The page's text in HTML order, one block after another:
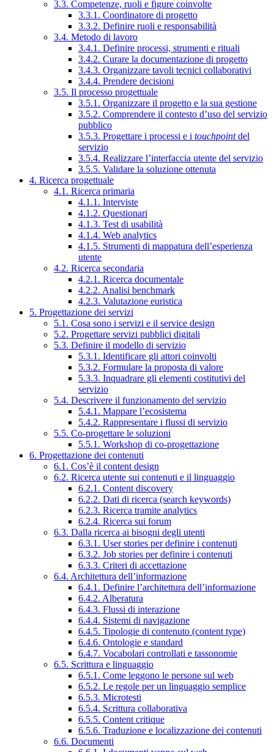
3.3. Competenze, ruoli e figure coinvolte
3.3.1. Coordinatore di progetto
3.3.2. Definire ruoli e responsabilità
3.4. Metodo di lavoro
3.4.1. Definire processi, strumenti e rituali
3.4.2. Curare la documentazione di progetto
3.4.3. Organizzare tavoli tecnici collaborativi
3.4.4. Prendere decisioni
3.5. Il processo progettuale
3.5.1. Organizzare il progetto e la sua gestione
3.5.2. Comprendere il contesto d’uso del servizio
pubblico
3.5.3. Progettare i processi e i touchpointdel
servizio
3.5.4. Realizzare l’interfaccia utente del servizio
3.5.5. Validare la soluzione ottenuta
4. Ricerca progettuale
4.1. Ricerca primaria
4.1.1. Interviste
4.1.2. Questionari
4.1.3. Test di usabilità
4.1.4. Web analytics
4.1.5. Strumenti di mappatura dell’esperienza
utente
4.2. Ricerca secondaria
4.2.1. Ricerca documentale
4.2.2. Analisi benchmark
4.2.3. Valutazione euristica
5. Progettazione dei servizi
5.1. Cosa sono i servizi e il service design
5.2. Progettare servizi pubblici digitali
5.3. Definire il modello di servizio
5.3.1. Identificare gli attori coinvolti
5.3.2. Formulare la proposta di valore
5.3.3. Inquadrare gli elementi costitutivi del
servizio
5.4. Descrivere il funzionamento del servizio
5.4.1. Mappare l’ecosistema
5.4.2. Rappresentare i flussi di servizio
5.5. Co-progettare le soluzioni
5.5.1. Workshop di co-progettazione
6. Progettazione dei contenuti
6.1. Cos’è il content design
6.2. Ricerca utente sui contenuti e il linguaggio
6.2.1. Content discovery
6.2.2. Dati di ricerca (search keywords)
6.2.3. Ricerca tramite analytics
6.2.4. Ricerca sui forum
6.3. Dalla ricerca ai bisogni degli utenti
6.3.1. User stories per definire i contenuti
6.3.2. Job stories per definire i contenuti
6.3.3. Criteri di accettazione
6.4. Architettura dell’informazione
6.4.1. Definire l’architettura dell’informazione
6.4.2. Alberatura
6.4.3. Flussi di interazione
6.4.4. Sistemi di navigazione
6.4.5. Tipologie di contenuto (content type)
6.4.6. Ontologie e standard
6.4.7. Vocabolari controllati e tassonomie
6.5. Scrittura e linguaggio
6.5.1. Come leggono le persone sul web
6.5.2. Le regole per un linguaggio semplice
6.5.3. Microtesti
6.5.4. Scrittura collaborativa
6.5.5. Content critique
6.5.6. Traduzione e localizzazione dei contenuti
6.6. Documenti